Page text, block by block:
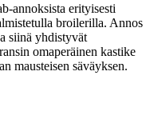
annoksista erityisesti
broilerilla. Annos
siinä yhdistyvät
omaperäinen kastike
mausteisen säväyksen.